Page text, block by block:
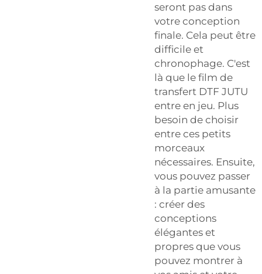
seront pas dans
votre conception
finale. Cela peut être
difficile et
chronophage. C'est
là que le film de
transfert DTF JUTU
entre en jeu. Plus
besoin de choisir
entre ces petits
morceaux
nécessaires. Ensuite,
vous pouvez passer
à la partie amusante
: créer des
conceptions
élégantes et
propres que vous
pouvez montrer à